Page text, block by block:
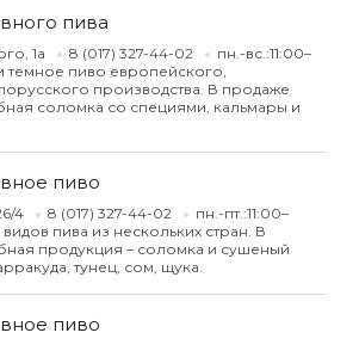
пива
1а 8 (017) 327-44-02
пн.-вс.:11:00–
темное пиво европейского,
производства. В продаже
соломка со специями, кальмары и
пиво
4 8 (017) 327-44-02
пн.-пт.:11:00–
пива из нескольких стран. В
продукция – соломка и сушеный
тунец, сом, щука.
пиво